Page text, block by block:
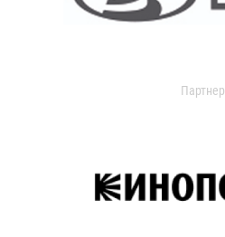
Партнер